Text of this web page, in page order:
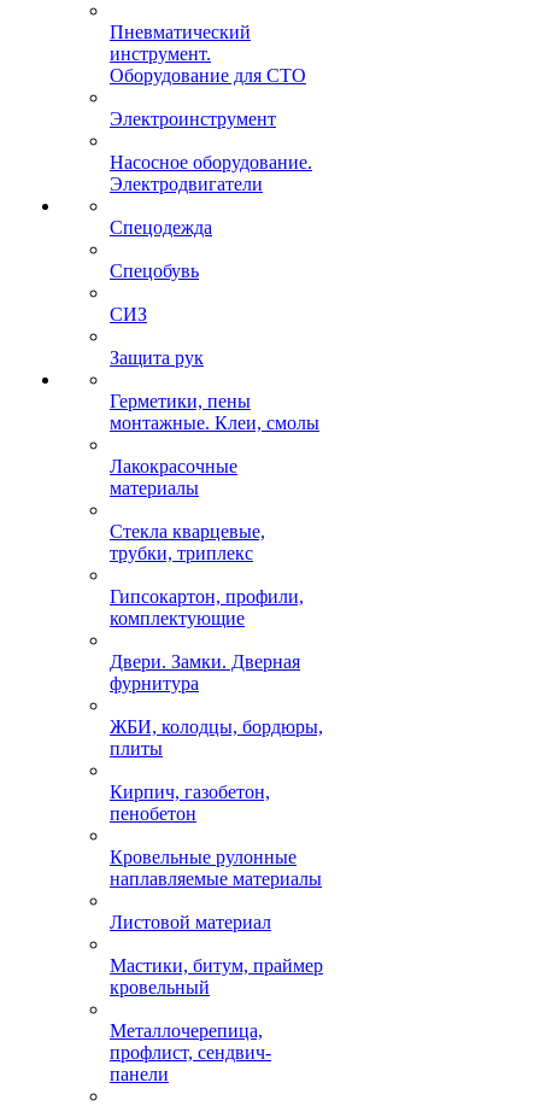
Пневматический
инструмент.
Оборудование для СТО
Электроинструмент
Насосное оборудование.
Электродвигатели
Спецодежда
Спецобувь
СИЗ
Защита рук
Герметики, пены
монтажные. Клеи, смолы
Лакокрасочные
материалы
Стекла кварцевые,
трубки, триплекс
Гипсокартон, профили,
комплектующие
Двери. Замки. Дверная
фурнитура
ЖБИ, колодцы, бордюры,
плиты
Кирпич, газобетон,
пенобетон
Кровельные рулонные
наплавляемые материалы
Листовой материал
Мастики, битум, праймер
кровельный
Металлочерепица,
профлист, сендвич-
панели